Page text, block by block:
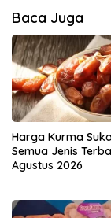
Baca Juga
Harga Kurma
Semua Jenis
Agustus 2026